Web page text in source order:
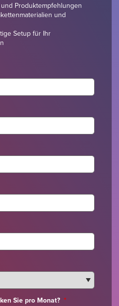
Produktempfehlungen
und
Setup für Ihr
Sie pro Monat? *